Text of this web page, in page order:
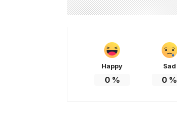
Happy
0%
Sad
0 %